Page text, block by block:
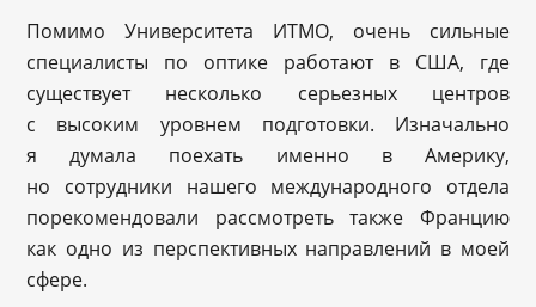
Помимо Университета ИТМО, очень сильные
специалисты по оптике работают в США, где
существует несколько серьезных центров
с высоким уровнем подготовки. Изначально
я думала поехать именно в Америку,
но сотрудники нашего международного отдела
порекомендовали рассмотреть также Францию
как одно из перспективных направлений в моей
сфере.